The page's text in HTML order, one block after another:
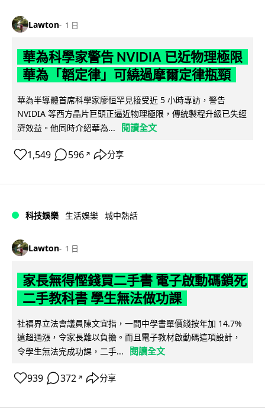
Lawton 1 日
華為科學家警告 NVIDIA 已近物理極限
華為「韜定律」可繞過摩爾定律瓶頸
華為半導體首席科學家廖恒罕見接受近 5 小時專訪，警告
NVIDIA 等西方晶片巨頭正逼近物理極限，傳統製程升級已失經
濟效益。他同時介紹華為...
閱讀全文
1,549 596 ↗ 分享
科技娛樂 生活娛樂 城中熱話
Lawton 1 日
家長無得慳錢買二手書 電子啟動碼鎖死
二手教科書 學生無法做功課
社福界立法會議員陳文宜指，一間中學書單價錢按年加 14.7%
遠超通漲，令家長難以負擔。而且電子教材啟動碼這項設計，
令學生無法完成功課，二手...
閱讀全文
939 372 ↗ 分享